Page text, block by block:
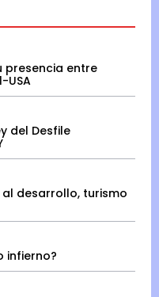
presencia entre
USA
del Desfile
desarrollo, turismo
infierno?